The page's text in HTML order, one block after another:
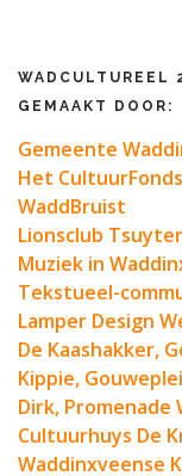
WADCULTUREEL
GEMAAKT DOOR:
Gemeente
Het CultuurFonds
WaddBruist
Lionsclub
Muziek in
Tekstueel-
Lamper Design
De Kaashakker,
Kippie,
Dirk, Promenade
Cultuurhuys De
Waddinxveense